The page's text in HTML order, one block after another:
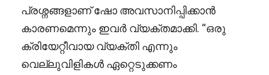
പ്രശ്നങ്ങളാണ് ഷോ അവസാനിപ്പിക്കാൻ
കാരണമെന്നും ഇവർ വ്യക്തമാക്കി. “ഒരു
ക്രിയേറ്റീവായ വ്യക്തി എന്നും
വെല്ലുവിളികൾ ഏറ്റെടുക്കണം